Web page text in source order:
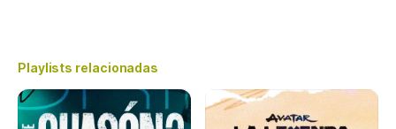
Playlists relacionadas